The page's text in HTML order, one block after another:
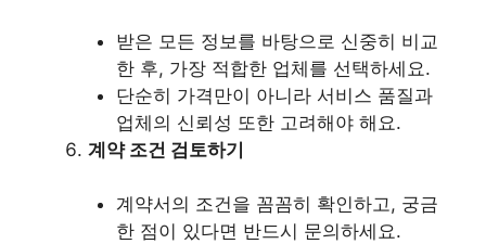
받은 모든 정보를 바탕으로 신중히 비교
한 후, 가장 적합한 업체를 선택하세요.
단순히 가격만이 아니라 서비스 품질과
업체의 신뢰성 또한 고려해야 해요.
계약 조건 검토하기
계약서의 조건을 꼼꼼히 확인하고, 궁금
한 점이 있다면 반드시 문의하세요.